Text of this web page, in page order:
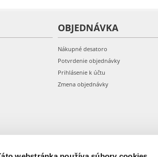
OBJEDNÁVKA
Nákupné desatoro
Potvrdenie objednávky
Prihlásenie k účtu
Zmena objednávky